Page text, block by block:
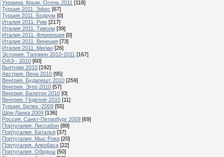
Украина. Крым. Осень 2011 [118]
Турция 2011. Эфес [67]
Турция 2011. Бодрум [0]
Италия 2011. Рим [217]
Италия 2011. Тиволи [39]
Италия 2011. Флоренция [0]
Италия 2011. Венеция [73]
Италия 2011. Милан [26]
Эстония. Таллинн 2010-2011 [167]
ОАЭ - 2010 [60]
Вьетнам 2010 [192]
Австрия. Вена 2010 [95]
Венгрия. Будапешт 2010 [259]
Венгрия. Эгер 2010 [57]
Венгрия. Балатон 2010 [0]
Венгрия. Гёдёллё-2010 [11]
Турция. Белек -2009 [55]
Шри-Ланка 2009 [136]
Россия. Санкт-Петербург 2009 [69]
Португалия. Лиссабон [89]
Португалия. Баталья [37]
Португалия. Мыс Рока [20]
Португалия. Алкобаса [22]
Португалия. Обидуш [50]